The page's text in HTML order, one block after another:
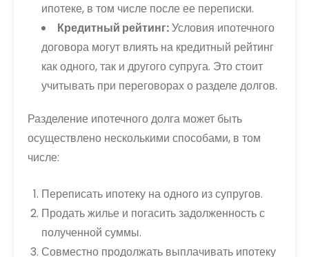
ипотеке, в том числе после ее переписки.
Кредитный рейтинг:Условия ипотечного
договора могут влиять на кредитный рейтинг
как одного, так и другого супруга. Это стоит
учитывать при переговорах о разделе долгов.
Разделение ипотечного долга может быть
осуществлено несколькими способами, в том
числе:
Переписать ипотеку на одного из супругов.
Продать жилье и погасить задолженность с
полученной суммы.
Совместно продолжать выплачивать ипотеку